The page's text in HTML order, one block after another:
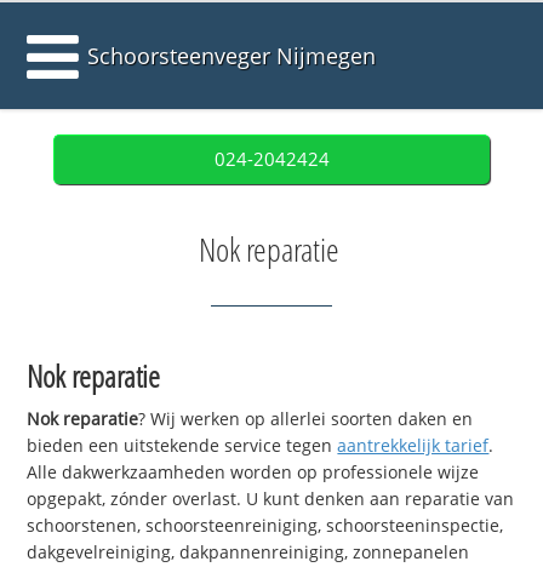
Schoorsteenveger Nijmegen
024-2042424
Nok reparatie
Nok reparatie
Nok reparatie? Wij werken op allerlei soorten daken en
bieden een uitstekende service tegenaantrekkelijk tarief.
Alle dakwerkzaamheden worden op professionele wijze
opgepakt, zónder overlast. U kunt denken aan reparatie van
schoorstenen, schoorsteenreiniging, schoorsteeninspectie,
dakgevelreiniging, dakpannenreiniging, zonnepanelen